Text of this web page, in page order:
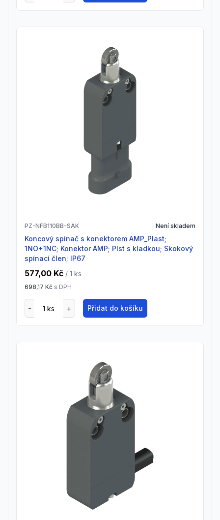
PZ-NFB110BB-SAK Není skladem
Koncový spínač s konektorem AMP_Plast;
1NO+1NC; Konektor AMP; Píst s kladkou; Skokový
spínací člen; IP67
577,00 Kč / 1 ks
698,17 Kč s DPH
Přidat do košíku